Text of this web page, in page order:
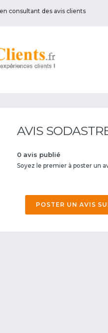
consultant des avis clients
AVIS
0 avis publié
Soyez le premier à poster un
POSTER UN AVIS